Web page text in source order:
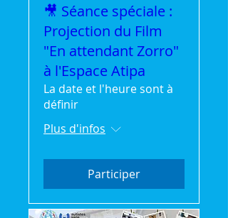
🎥 Séance spéciale :
Projection du Film
"En attendant Zorro"
à l'Espace Atipa
La date et l'heure sont à
définir
Plus d'infos
Participer